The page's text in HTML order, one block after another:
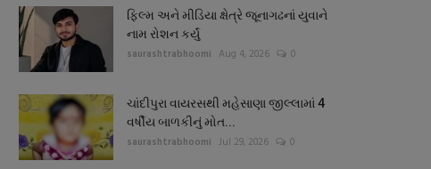
ફિલ્મ અને મીડિયા ક્ષેત્રે જૂનાગઢનાં યુવાને
નામ રોશન કર્યું
saurashtrabhoomi Aug 4, 2026 0
ચાંદીપુરા વાયરસથી મહેસાણા જીલ્લામાં 4
વર્ષીય બાળકીનું મોત...
saurashtrabhoomi Jul 29, 2026 0